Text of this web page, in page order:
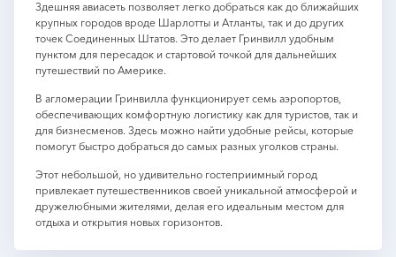
Здешняя авиасеть позволяет легко добраться как до ближайших
крупных городов вроде Шарлотты и Атланты, так и до других
точек Соединенных Штатов. Это делает Гринвилл удобным
пунктом для пересадок и стартовой точкой для дальнейших
путешествий по Америке.
В агломерации Гринвилла функционирует семь аэропортов,
обеспечивающих комфортную логистику как для туристов, так и
для бизнесменов. Здесь можно найти удобные рейсы, которые
помогут быстро добраться до самых разных уголков страны.
Этот небольшой, но удивительно гостеприимный город
привлекает путешественников своей уникальной атмосферой и
дружелюбными жителями, делая его идеальным местом для
отдыха и открытия новых горизонтов.